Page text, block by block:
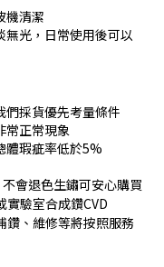
機清潔
光，日常使用後可以
們採貨優先考量條件
常正常現象
體瑕疵率低於5%
會退色生鏽可安心購買
驗室合成鑽CVD
鑽、維修等將按照服務